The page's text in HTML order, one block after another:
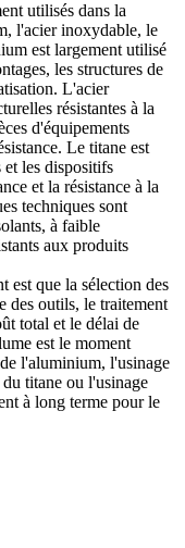
utilisés dans la
l'acier inoxydable, le
est largement utilisé
les structures de
L'acier
résistantes à la
d'équipements
Le titane est
et les dispositifs
et la résistance à la
techniques sont
à faible
aux produits
est que la sélection des
des outils, le traitement
total et le délai de
est le moment
l'aluminium, l'usinage
titane ou l'usinage
à long terme pour le